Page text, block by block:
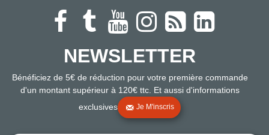
NEWSLETTER
Bénéficiez de 5€ de réduction pour votre première commande
d'un montant supérieur à 120€ ttc. Et aussi d'informations
exclusives
Je M'inscris